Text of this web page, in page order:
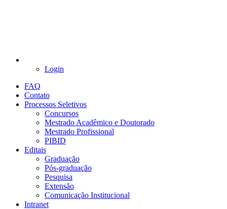
Login
FAQ
Contato
Processos Seletivos
Concursos
Mestrado Acadêmico e Doutorado
Mestrado Profissional
PIBID
Editais
Graduação
Pós-graduação
Pesquisa
Extensão
Comunicação Institucional
Intranet